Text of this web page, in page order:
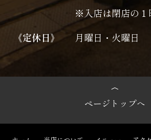
※入店は閉店の１
《定休日》
月曜日・火曜日
ページトップへ